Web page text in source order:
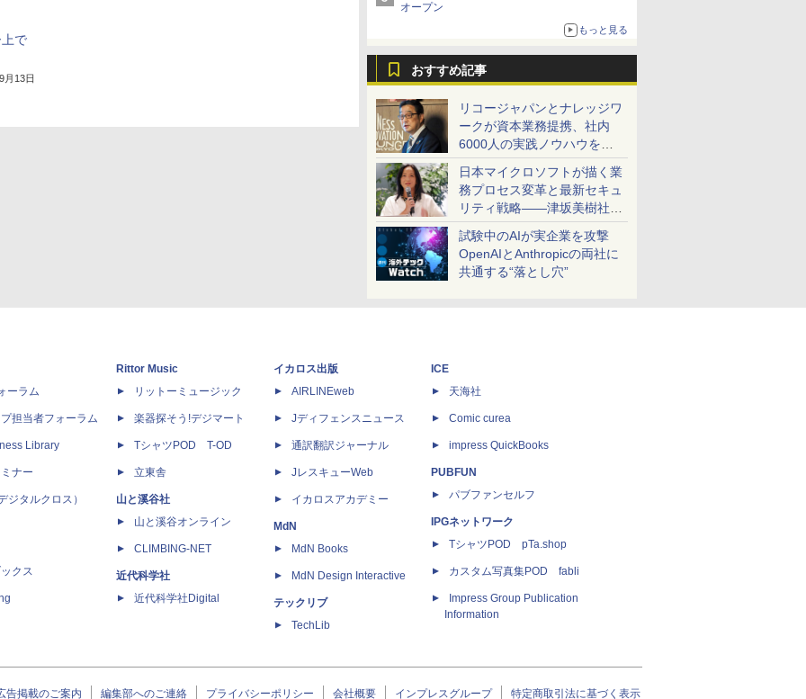
オープン
もっと見る
おすすめ記事
リコージャパンとナレッジワ
ークが資本業務提携、社内
6000人の実践ノウハウを生
かした「AI商談記録 for
RICOH」を展開へ
日本マイクロソフトが描く業
務プロセス変革と最新セキュ
リティ戦略――津坂美樹社長
が2027年度戦略を説明
試験中のAIが実企業を攻撃
OpenAIとAnthropicの両社に
共通する“落とし穴”
で
月13日
ーラム
担当者フォーラム
Library
ナー
ジタルクロス）
クス
Rittor Music
リットーミュージック
楽器探そう!デジマート
TシャツPOD T-OD
立東舎
山と溪谷社
山と溪谷オンライン
CLIMBING-NET
近代科学社
近代科学社Digital
イカロス出版
AIRLINEweb
Jディフェンスニュース
通訳翻訳ジャーナル
JレスキューWeb
イカロスアカデミー
MdN
MdN Books
MdN Design Interactive
テックリブ
TechLib
ICE
天海社
Comic curea
impress QuickBooks
PUBFUN
パブファンセルフ
IPGネットワーク
TシャツPOD pTa.shop
カスタム写真集POD fabli
Impress Group Publication
Information
告掲載のご案内 編集部へのご連絡 プライバシーポリシー 会社概要 インプレスグループ 特定商取引法に基づく表示